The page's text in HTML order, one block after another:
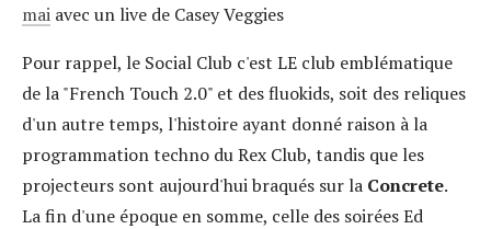
mai avec un live de Casey Veggies
Pour rappel, le Social Club c'est LE club emblématique
de la "French Touch 2.0" et des fluokids, soit des reliques
d'un autre temps, l'histoire ayant donné raison à la
programmation techno du Rex Club, tandis que les
projecteurs sont aujourd'hui braqués sur la Concrete.
La fin d'une époque en somme, celle des soirées Ed